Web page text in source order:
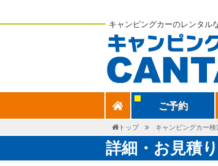
キャンピングカーのレンタル
ご予約
トップ キャンピングカー検
詳細・お見積り